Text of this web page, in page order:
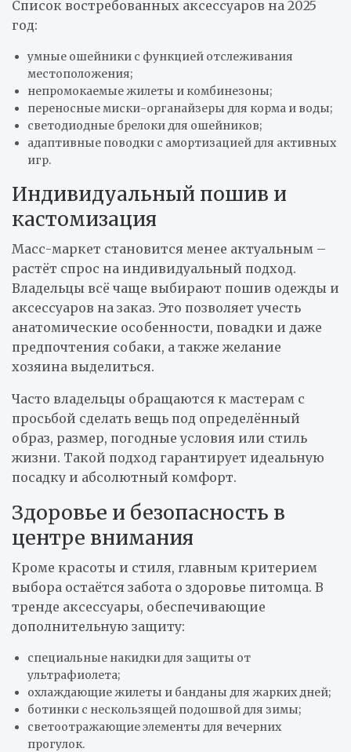
Список востребованных аксессуаров на 2025
год:
умные ошейники с функцией отслеживания
местоположения;
непромокаемые жилеты и комбинезоны;
переносные миски-органайзеры для корма и воды;
светодиодные брелоки для ошейников;
адаптивные поводки с амортизацией для активных
игр.
Индивидуальный пошив и
кастомизация
Масс-маркет становится менее актуальным –
растёт спрос на индивидуальный подход.
Владельцы всё чаще выбирают пошив одежды и
аксессуаров на заказ. Это позволяет учесть
анатомические особенности, повадки и даже
предпочтения собаки, а также желание
хозяина выделиться.
Часто владельцы обращаются к мастерам с
просьбой сделать вещь под определённый
образ, размер, погодные условия или стиль
жизни. Такой подход гарантирует идеальную
посадку и абсолютный комфорт.
Здоровье и безопасность в
центре внимания
Кроме красоты и стиля, главным критерием
выбора остаётся забота о здоровье питомца. В
тренде аксессуары, обеспечивающие
дополнительную защиту:
специальные накидки для защиты от
ультрафиолета;
охлаждающие жилеты и банданы для жарких дней;
ботинки с нескользящей подошвой для зимы;
светоотражающие элементы для вечерних
прогулок.